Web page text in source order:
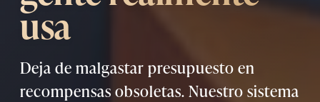
usa
Deja de malgastar presupuesto en
recompensas obsoletas. Nuestro sistema